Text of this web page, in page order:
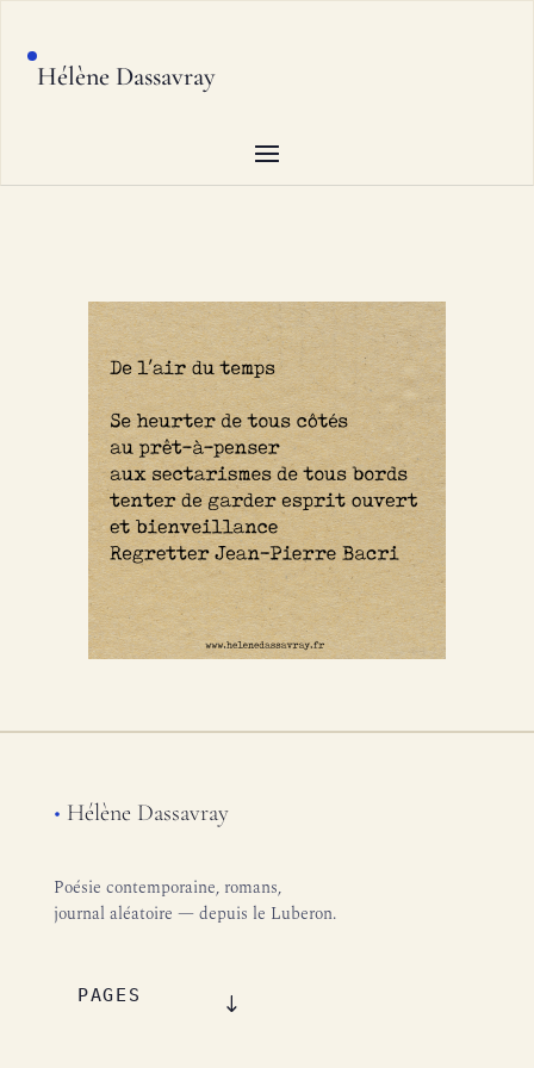
Hélène Dassavray
• Hélène Dassavray
Poésie contemporaine, romans,
journal aléatoire — depuis le Luberon.
PAGES